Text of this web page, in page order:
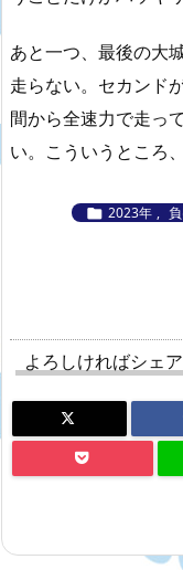
あと一つ、最後の大
走らない。セカンド
間から全速力で走っ
い。こういうところ
 2023年 ,
よろしければシェ